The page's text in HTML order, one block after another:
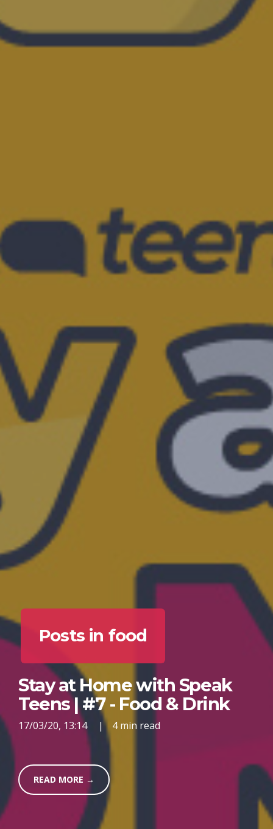
Posts in food
Stay at Home with Speak
Teens | #7 - Food & Drink
17/03/20, 13:14 | 4 min read
READ MORE →